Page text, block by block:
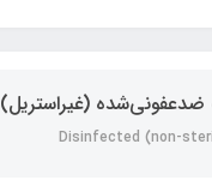
(غیراستریل)
Disinfected (non-